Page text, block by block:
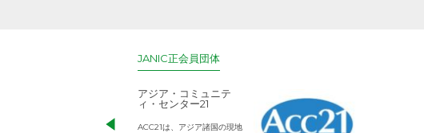
JANIC正会員団体
アジア・コミュニテ
ィ・センター21
ACC21は、アジア諸国の現地